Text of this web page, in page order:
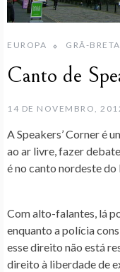
EUROPA GRÃ-
Canto de
14 DE NOVEMBRO,
ASpeakers’ Corneré
ao ar livre, fazer
é no canto nordeste do
Com alto-falantes, lá
enquanto a polícia
esse direito não está
direito à liberdade de